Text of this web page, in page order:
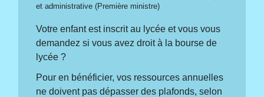
et administrative (Première ministre)
Votre enfant est inscrit au lycée et vous vous
demandez si vous avez droit à la bourse de
lycée ?
Pour en bénéficier, vos ressources annuelles
ne doivent pas dépasser des plafonds, selon